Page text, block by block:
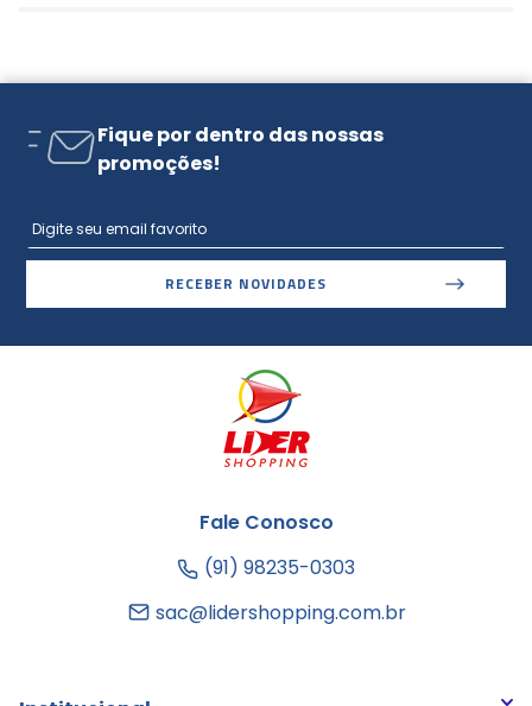
Fique por dentro das nossas
promoções!
RECEBER NOVIDADES
Fale Conosco
(91) 98235-0303
sac@lidershopping.com.br